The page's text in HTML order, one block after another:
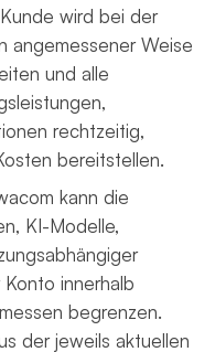
wird bei der
angemessener Weise
und alle
rechtzeitig,
bereitstellen.
kann die
KI-Modelle,
innerhalb
begrenzen.
der jeweils aktuellen